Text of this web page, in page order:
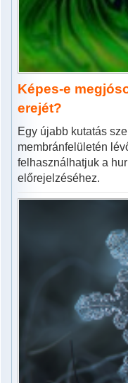
Képes-e
erejét?
Egy újabb kutatás
membránfelületén
felhasználhatjuk a
előrejelzéséhez.